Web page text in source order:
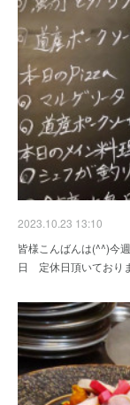
2023.10.23 13:10
皆様こんばんは(^^)今
日 定休日頂いており